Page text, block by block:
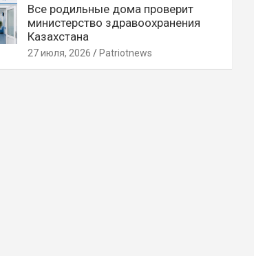
Все родильные дома проверит
министерство здравоохранения
Казахстана
27 июля, 2026 Patriotnews